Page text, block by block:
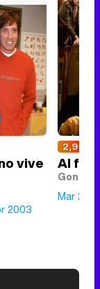
vive
2003
2,9
Al filo
Mar